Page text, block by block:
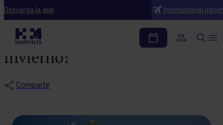
Descarga la app International
Noticias
¡Pon tus ojos a salvo en
invierno!
Compartir